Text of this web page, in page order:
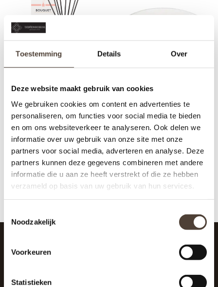
Toestemming Details Over
Deze website maakt gebruik van cookies
We gebruiken cookies om content en advertenties te
personaliseren, om functies voor social media te bieden
en om ons websiteverkeer te analyseren. Ook delen we
informatie over uw gebruik van onze site met onze
partners voor social media, adverteren en analyse. Deze
partners kunnen deze gegevens combineren met andere
informatie die u aan ze heeft verstrekt of die ze hebben
verzameld op basis van uw gebruik van hun services.
Noodzakelijk
Voorkeuren
Statistieken
PARFUMVERSPREIDER -
UNDERNEATH THE
MAGNOLIAS
€17,95
WOODWICK - MAGNOLIA
BIRCH
€13,90
SCHRIJF JE IN VOOR DE NIEUWSBRIEF